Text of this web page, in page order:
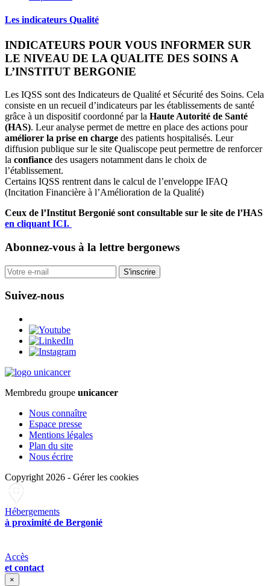
Les indicateurs Qualité
INDICATEURS POUR VOUS INFORMER SUR
LE NIVEAU DE LA QUALITE DES SOINS A
L’INSTITUT BERGONIE
Les IQSS sont des Indicateurs de Qualité et Sécurité des Soins. Cela
consiste en un recueil d’indicateurs par les établissements de santé
grâce à un dispositif coordonné par la Haute Autorité de Santé
(HAS). Leur analyse permet de mettre en place des actions pour
améliorer la prise en charge des patients hospitalisés. Leur
diffusion publique sur le site Qualiscope peut permettre de renforcer
la confiance des usagers notamment dans le choix de
l’établissement.
Certains IQSS rentrent dans le calcul de l’enveloppe IFAQ
(Incitation Financière à l’Amélioration de la Qualité)
Ceux de l’Institut Bergonié sont consultable sur le site de l’HAS
en cliquant ICI.
Abonnez-vous à la lettre bergonews
S'inscrire
Suivez-nous
Membredu groupe unicancer
Nous connaître
Espace presse
Mentions légales
Plan du site
Nous écrire
Copyright 2026 - Gérer les cookies
Hébergements
à proximité de Bergonié
Accès
et contact
×